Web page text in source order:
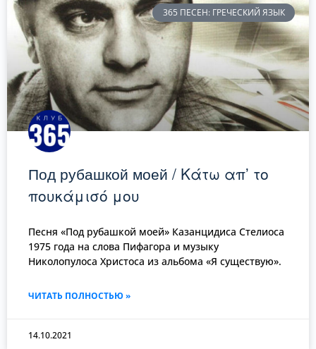
365 ПЕСЕН: ГРЕЧЕСКИЙ ЯЗЫК
Под рубашкой моей / Κάτω απ’ το
πουκάμισό μου
Песня «Под рубашкой моей» Казанцидиса Стелиоса
1975 года на слова Пифагора и музыку
Николопулоса Христоса из альбома «Я существую».
ЧИТАТЬ ПОЛНОСТЬЮ »
14.10.2021